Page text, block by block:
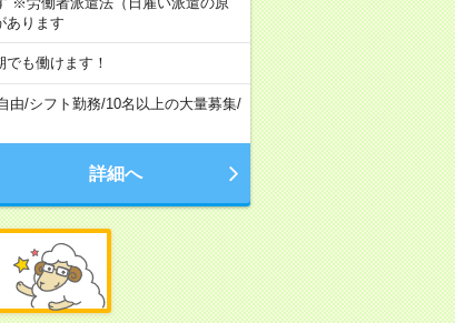
あります
も働けます！
由/シフト勤務/10名以上の大量募集/
詳細へ